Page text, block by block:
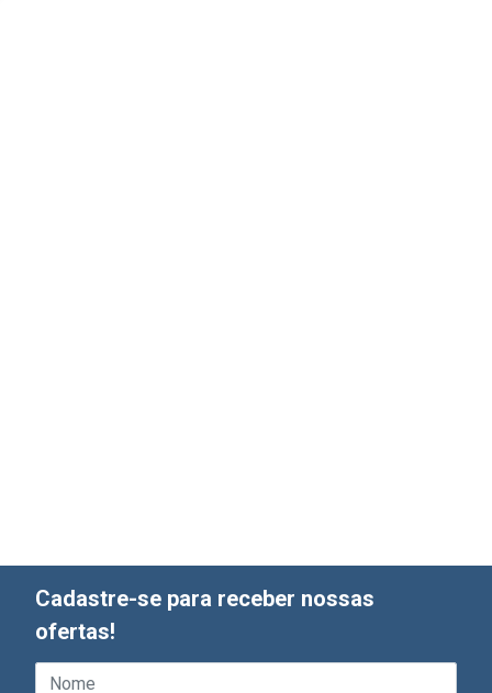
Cadastre-se para receber nossas
ofertas!